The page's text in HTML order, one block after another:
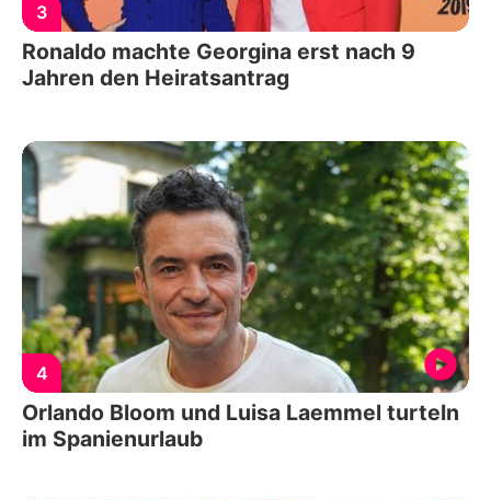
3
Ronaldo machte Georgina erst nach 9
Jahren den Heiratsantrag
4
Orlando Bloom und Luisa Laemmel turteln
im Spanienurlaub